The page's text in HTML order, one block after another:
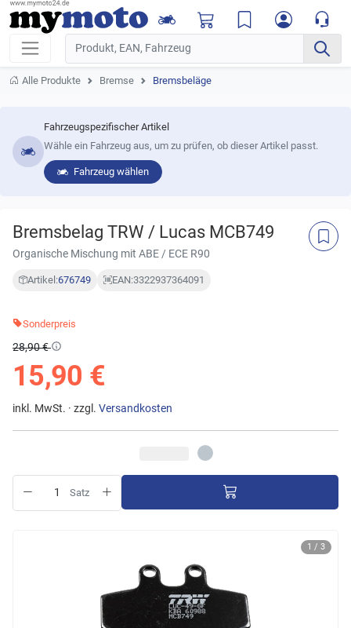
Alle Produkte Bremse Bremsbeläge
Fahrzeugspezifischer Artikel
Wähle ein Fahrzeug aus, um zu prüfen, ob dieser Artikel passt.
Fahrzeug wählen
Bremsbelag TRW / Lucas MCB749
Organische Mischung mit ABE / ECE R90
Artikel:676749 EAN:3322937364091
1 / 3
Sonderpreis
28,90 €
15,90 €
inkl. MwSt. · zzgl. Versandkosten
Satz